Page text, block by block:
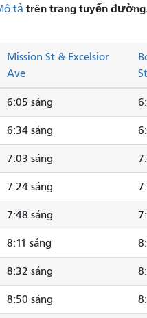
tả trên trang tuyến
Mission St & Excelsior
Ave
St
6:05 sáng
6:34 sáng
7:03 sáng
7:24 sáng
7:48 sáng
8:11 sáng
8:32 sáng
8:50 sáng